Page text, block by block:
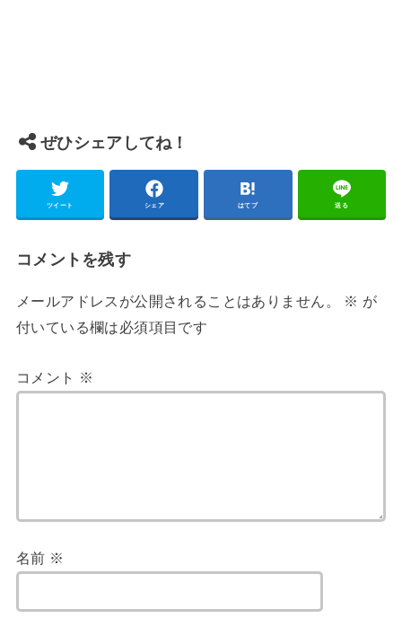
ぜひシェアしてね！
ツイート シェア はてブ 送る
コメントを残す
メールアドレスが公開されることはありません。 ※ が
付いている欄は必須項目です
コメント ※
名前 ※